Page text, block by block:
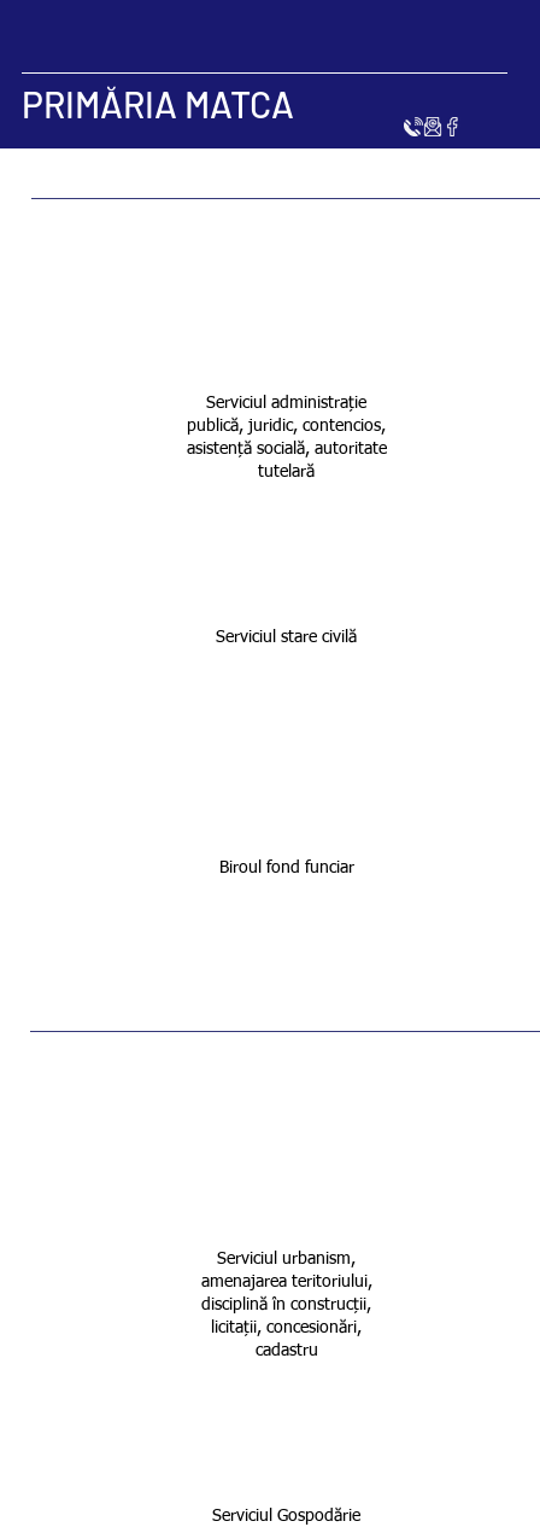
PRIMĂRIA MATCA
E PUBLICĂ
​Serviciul administrație
publică, juridic, contencios,
asistență socială, autoritate
tutelară
Serviciul stare civilă
Biroul fond funciar
Serviciul urbanism,
amenajarea teritoriului,
disciplină în construcții,
licitații, concesionări,
cadastru
Serviciul Gospodărie